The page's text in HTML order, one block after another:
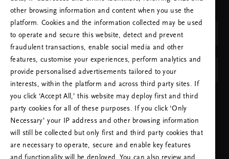
VELG LAND OG SPRÅK
LAND
Norge (Norway)
SPRÅK
Norsk
BRUK INNSTILLINGENE
other browsing information and content when you use the
platform. Cookies and the information collected may be used
to operate and secure this website, detect and prevent
fraudulent transactions, enable social media and other
features, customise your experiences, perform analytics and
provide personalised advertisements tailored to your
interests, within the platform and across third party sites. If
you click ‘Accept All,’ this website may deploy first and third
party cookies for all of these purposes. If you click ‘Only
Necessary’ your IP address and other browsing information
will still be collected but only first and third party cookies that
are necessary to operate, secure and enable key features